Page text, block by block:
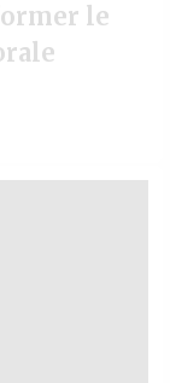
le